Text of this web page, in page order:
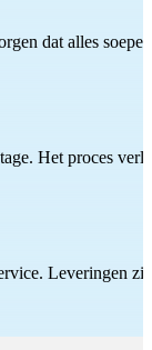
dat alles
Het proces
Leveringen